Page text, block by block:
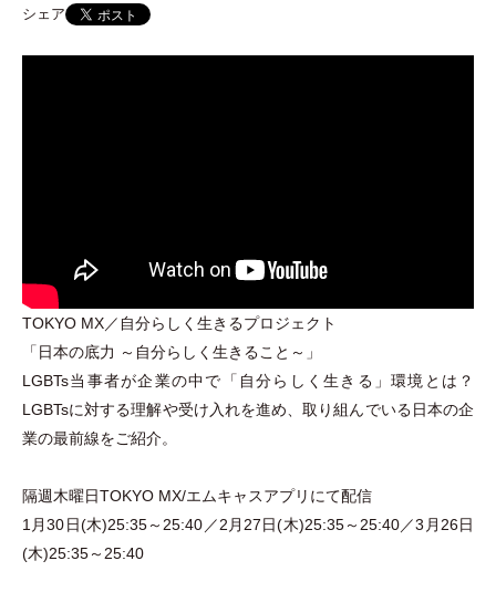
シェア
TOKYO MX／自分らしく生きるプロジェクト
「 日本の底力 ～自分らしく生きること～ 」
LGBTs当事者が企業の中で 「 自分らしく生きる 」 環境とは？
LGBTsに対する理解や受け入れを進め、取り組んでいる日本の企
業の最前線をご紹介。
隔週木曜日TOKYO MX/エムキャスアプリにて配信
1月30日(木)25:35～25:40／2月27日(木)25:35～25:40／3月26日
(木)25:35～25:40